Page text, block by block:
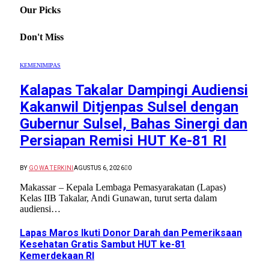
Our Picks
Don't Miss
KEMENIMIPAS
Kalapas Takalar Dampingi Audiensi
Kakanwil Ditjenpas Sulsel dengan
Gubernur Sulsel, Bahas Sinergi dan
Persiapan Remisi HUT Ke-81 RI
BY GOWA TERKINI AGUSTUS 6, 2026 0
Makassar – Kepala Lembaga Pemasyarakatan (Lapas)
Kelas IIB Takalar, Andi Gunawan, turut serta dalam
audiensi…
Lapas Maros Ikuti Donor Darah dan Pemeriksaan
Kesehatan Gratis Sambut HUT ke-81
Kemerdekaan RI